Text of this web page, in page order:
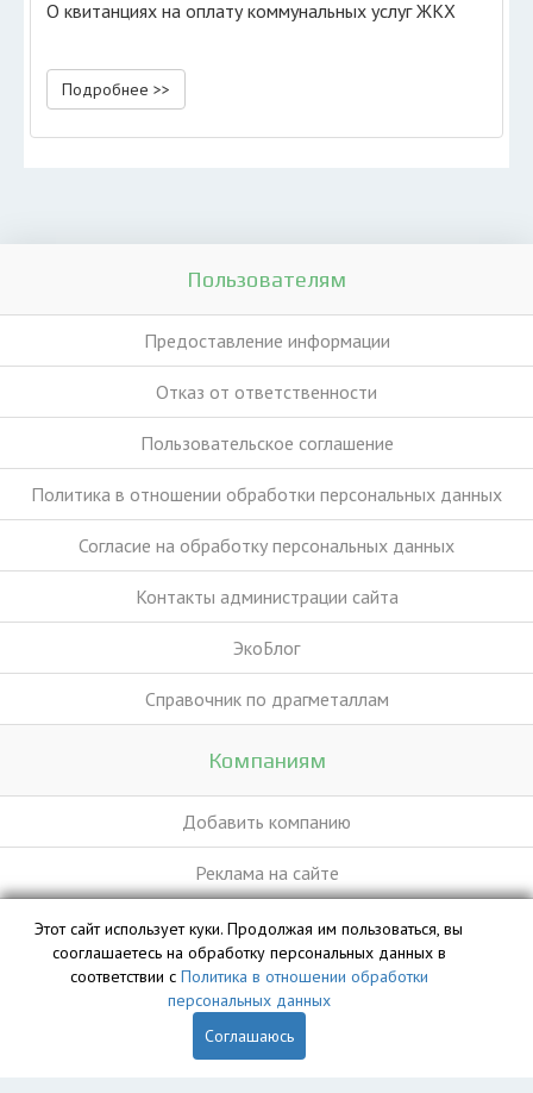
О квитанциях на оплату коммунальных услуг ЖКХ
Подробнее >>
Пользователям
Предоставление информации
Отказ от ответственности
Пользовательское соглашение
Политика в отношении обработки персональных данных
Согласие на обработку персональных данных
Контакты администрации сайта
ЭкоБлог
Справочник по драгметаллам
Компаниям
Добавить компанию
Реклама на сайте
База данных сайта vyvoz.org является интеллектуальной
собственностью ООО «Профит» и охраняется законом.
Этот сайт использует куки. Продолжая им пользоваться, вы
сооглашаетесь на обработку персональных данных в
соответствии с Политика в отношении обработки
персональных данных
Соглашаюсь